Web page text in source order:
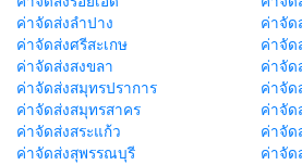
ค่าจัดส่งลำปาง
ค่าจัด
ค่าจัดส่งศรีสะเกษ
ค่าจัด
ค่าจัดส่งสงขลา
ค่าจัด
ค่าจัดส่งสมุทรปราการ
ค่าจัด
ค่าจัดส่งสมุทรสาคร
ค่าจัด
ค่าจัดส่งสระแก้ว
ค่าจัด
ค่าจัดส่งสุพรรณบุรี
ค่าจัด